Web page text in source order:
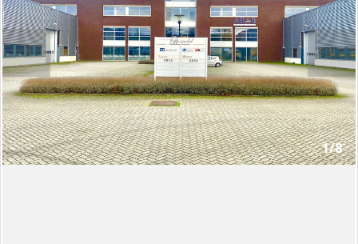
adverteren
Premium
adverteren
Blog
Registreren
Login
1/8